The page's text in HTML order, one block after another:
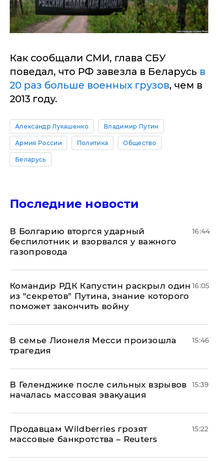
Как сообщали СМИ, глава СБУ
поведал, что РФ завезла в Беларусь в
20 раз больше военных грузов, чем в
2013 году.
Александр Лукашенко Владимир Путин
Армия России Политика Общество
Беларусь
Последние новости
В Болгарию вторгся ударный
беспилотник и взорвался у важного
газопровода
16:44
Командир РДК Капустин раскрыл один
из "секретов" Путина, знание которого
поможет закончить войну
16:05
В семье Лионеля Месси произошла
трагедия
15:46
В Геленджике после сильных взрывов
началась массовая эвакуация
15:39
Продавцам Wildberries грозят
массовые банкротства – Reuters
15:22